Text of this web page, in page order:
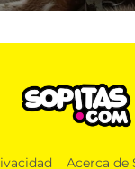
Acerca de